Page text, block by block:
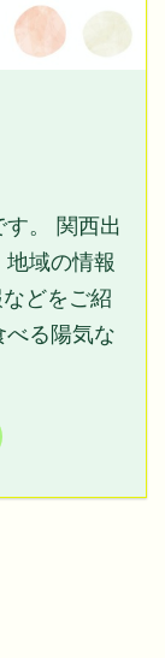
。 関西出
域の情報
どをご紹
る陽気な